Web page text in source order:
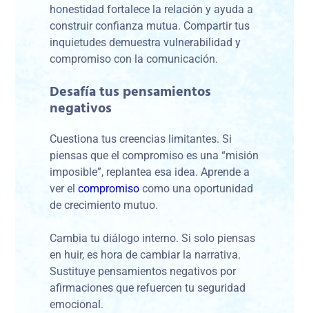
honestidad fortalece la relación y ayuda a
construir confianza mutua. Compartir tus
inquietudes demuestra vulnerabilidad y
compromiso con la comunicación.
Desafía tus pensamientos
negativos
Cuestiona tus creencias limitantes. Si
piensas que el compromiso es una “misión
imposible”, replantea esa idea. Aprende a
ver elcompromiso como una oportunidad
de crecimiento mutuo.
Cambia tu diálogo interno. Si solo piensas
en huir, es hora de cambiar la narrativa.
Sustituye pensamientos negativos por
afirmaciones que refuercen tu seguridad
emocional.